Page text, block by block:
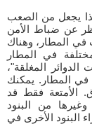
يجعل من الصعب
عن ضباط الأمن
في المطار، وهناك
في المطار
المغلقة"،
المطار. يمكنك
الأمتعة فقط قد
من البنود
البنود الأخرى في